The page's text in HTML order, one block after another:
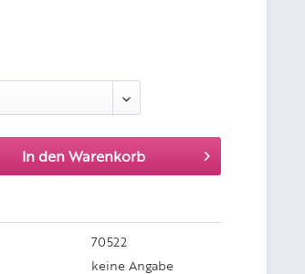
In den Warenkorb
70522
keine Angabe